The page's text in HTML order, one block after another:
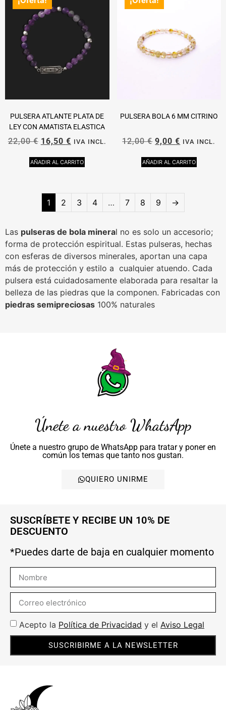
PULSERA ATLANTE PLATA DE
LEY CON AMATISTA ELASTICA
22,00€ 16,50 € IVA INCL.
AÑADIR AL CARRITO
PULSERA BOLA 6 MM CITRINO
12,00€ 9,00€ IVA INCL.
AÑADIR AL CARRITO
1 2 3 4 … 7 8 9 →
Las pulseras de bola mineral no es solo un accesorio;
forma de protección espiritual. Estas pulseras, hechas
con esferas de diversos minerales, aportan una capa
más de protección y estilo a cualquier atuendo. Cada
pulsera está cuidadosamente elaborada para resaltar la
belleza de las piedras que la componen. Fabricadas con
piedras semipreciosas 100% naturales
Únete a nuestro WhatsApp
Únete a nuestro grupo de WhatsApp para tratar y poner en
común los temas que tanto nos gustan.
QUIERO UNIRME
SUSCRÍBETE Y RECIBE UN 10% DE
DESCUENTO
*Puedes darte de baja en cualquier momento
Acepto la Política de Privacidad y el Aviso Legal
SUSCRIBIRME A LA NEWSLETTER